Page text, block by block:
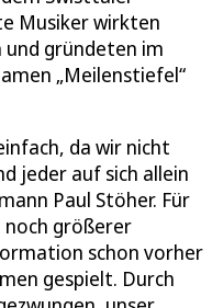
Musiker wirkten
und gründeten im
„Meilenstiefel“
da wir nicht
jeder auf sich allein
Paul Stöher. Für
noch größerer
schon vorher
gespielt. Durch